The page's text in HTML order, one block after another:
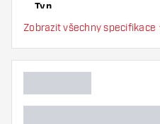
Typ
Hlavní barva
Zobrazit všechny specifikace